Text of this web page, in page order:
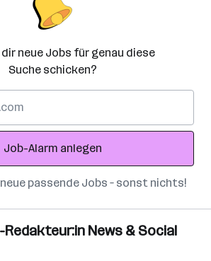
dir neue Jobs für genau diese
Suche schicken?
Job-Alarm anlegen
passende Jobs – sonst nichts!
News & Social